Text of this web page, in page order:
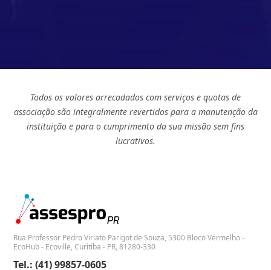
Todos os valores arrecadados com serviços e quotas de
associação são integralmente revertidos para a manutenção da
instituição e para o cumprimento da sua missão sem fins
lucrativos.
Rua Professor Pedro Viriato Parigot de Souza, 5300 Bloco Vermelho -
EcoHub - Ecoville, Curitiba - PR, 81280-330
Tel.: (41) 99857-0605